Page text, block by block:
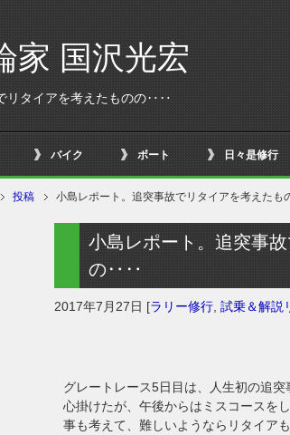
家 国沢光宏
リタイアを考えたものの‥‥
バイク ボート 日々是修行
投稿 小島レポート。追突事故でリタイアを考えた
小島レポート。追突事
の‥‥
2017年7月27日 [ラリー修行 試乗＆解説
グレートレース5日目は、人生初の追
心掛けたが、午後からはミスコースを
事も考えて、難しいようならリタイア